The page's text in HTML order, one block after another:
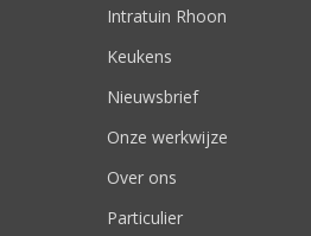
Intratuin Rhoon
Keukens
Nieuwsbrief
Onze werkwijze
Over ons
Particulier